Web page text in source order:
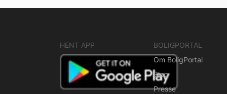
HENT APP
BOLIGPORTAL
Om BoligPortal
Blog
Presse